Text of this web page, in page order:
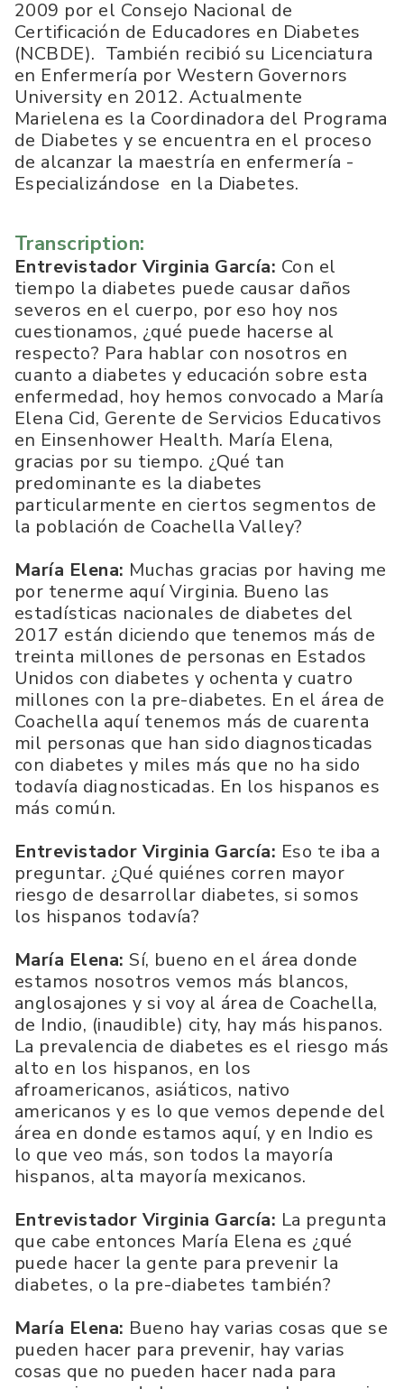
2009 por el Consejo Nacional de
Certificación de Educadores en Diabetes
(NCBDE). También recibió su Licenciatura
en Enfermería por Western Governors
University en 2012. Actualmente
Marielena es la Coordinadora del Programa
de Diabetes y se encuentra en el proceso
de alcanzar la maestría en enfermería -
Especializándose en la Diabetes.
Transcription:
Entrevistador Virginia García: Con el
tiempo la diabetes puede causar daños
severos en el cuerpo, por eso hoy nos
cuestionamos, ¿qué puede hacerse al
respecto? Para hablar con nosotros en
cuanto a diabetes y educación sobre esta
enfermedad, hoy hemos convocado a María
Elena Cid, Gerente de Servicios Educativos
en Einsenhower Health. María Elena,
gracias por su tiempo. ¿Qué tan
predominante es la diabetes
particularmente en ciertos segmentos de
la población de Coachella Valley?
María Elena: Muchas gracias por having me
por tenerme aquí Virginia. Bueno las
estadísticas nacionales de diabetes del
2017 están diciendo que tenemos más de
treinta millones de personas en Estados
Unidos con diabetes y ochenta y cuatro
millones con la pre-diabetes. En el área de
Coachella aquí tenemos más de cuarenta
mil personas que han sido diagnosticadas
con diabetes y miles más que no ha sido
todavía diagnosticadas. En los hispanos es
más común.
Entrevistador Virginia García: Eso te iba a
preguntar. ¿Qué quiénes corren mayor
riesgo de desarrollar diabetes, si somos
los hispanos todavía?
María Elena:Sí, bueno en el área donde
estamos nosotros vemos más blancos,
anglosajones y si voy al área de Coachella,
de Indio, (inaudible) city, hay más hispanos.
La prevalencia de diabetes es el riesgo más
alto en los hispanos, en los
afroamericanos, asiáticos, nativo
americanos y es lo que vemos depende del
área en donde estamos aquí, y en Indio es
lo que veo más, son todos la mayoría
hispanos, alta mayoría mexicanos.
Entrevistador Virginia García: La pregunta
que cabe entonces María Elena es ¿qué
puede hacer la gente para prevenir la
diabetes, o la pre-diabetes también?
María Elena: Bueno hay varias cosas que se
pueden hacer para prevenir, hay varias
cosas que no pueden hacer nada para